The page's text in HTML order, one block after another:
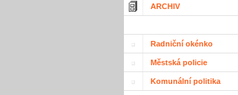
ARCHIV
Radniční okénko
Městská policie
Komunální politika